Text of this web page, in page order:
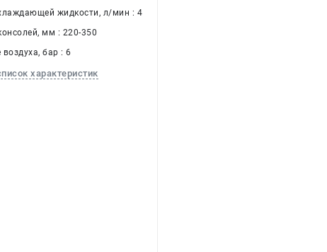
жидкости, л/мин : 4
мм : 220-350
бар : 6
характеристик